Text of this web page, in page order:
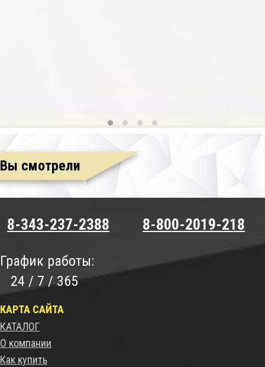
Вы смотрели
8-343-237-2388 8-800-2019-218
График работы:
24 / 7 / 365
КАРТА САЙТА
КАТАЛОГ
О компании
Как купить